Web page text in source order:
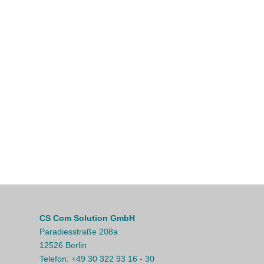
CS Com Solution GmbH
Paradiesstraße 208a
12526 Berlin
Telefon: +49 30 322 93 16 - 30